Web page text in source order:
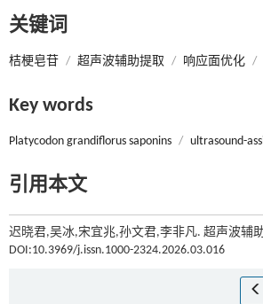
关键词
桔梗皂苷 / 超声波辅助提取 / 响应面优化 /
Key words
Platycodon grandiflorus saponins / ultrasound-
引用本文
迟晓君,吴冰,宋宜兆,孙文君,李非凡. 超声波辅
DOI:10.3969/j.issn.1000-2324.2026.03.016